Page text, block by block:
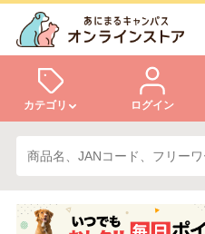
カテゴリ
犬
ログイン
ログイン